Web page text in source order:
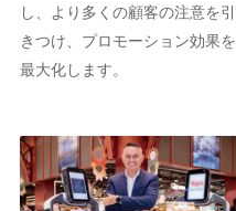
し、より多くの顧客の注意を引
きつけ、プロモーション効果を
最大化します。